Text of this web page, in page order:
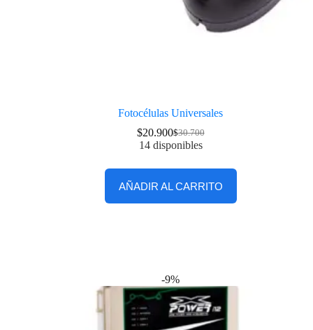
Fotocélulas Universales
$30.700
$20.900
14 disponibles
AÑADIR AL CARRITO
-9%